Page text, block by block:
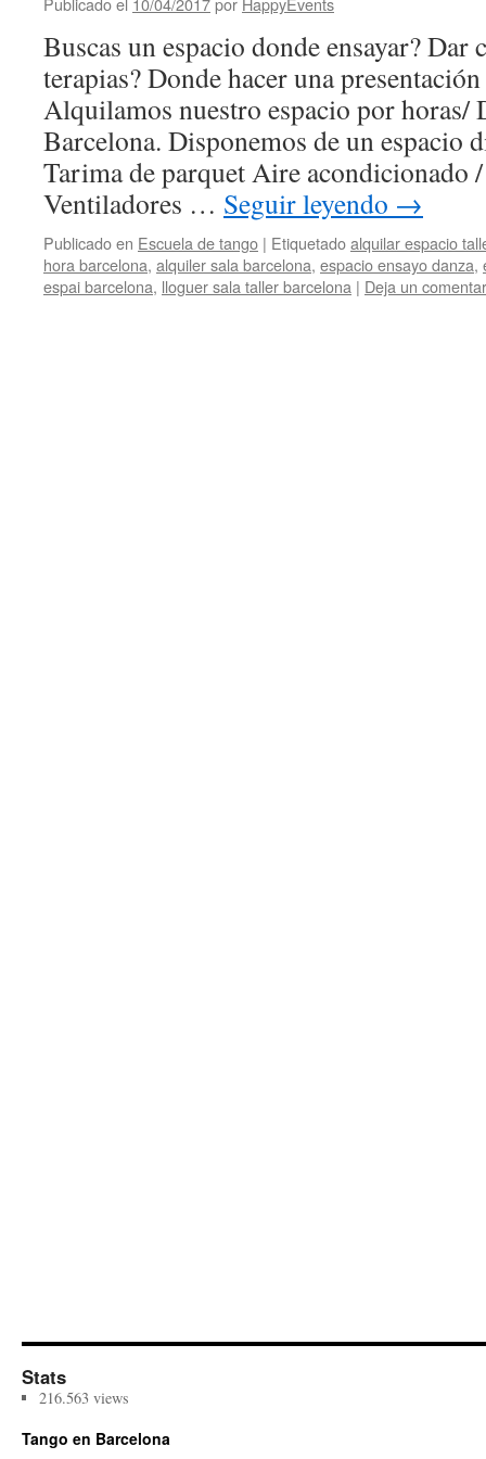
Buscas un espacio donde ensayar? Dar
terapias? Donde hacer una
Alquilamos nuestro espacio por horas/
Barcelona. Disponemos de un espacio
Tarima de parquet Aire acondicionado
Ventiladores … Seguir leyendo →
Publicado en Escuela de tango | Etiquetadoalquilar espacio
hora barcelona, alquiler sala barcelona, espacio ensayo danza,
espai barcelona, lloguer sala taller barcelona | Deja un
Stats
216.563 views
Tango en Barcelona